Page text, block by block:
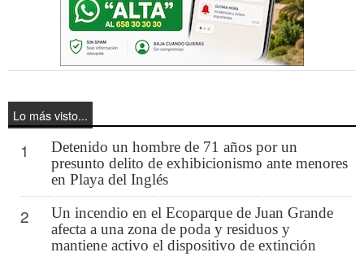
Lo más visto...
1
Detenido un hombre de 71 años por un
presunto delito de exhibicionismo ante menores
en Playa del Inglés
2
Un incendio en el Ecoparque de Juan Grande
afecta a una zona de poda y residuos y
mantiene activo el dispositivo de extinción